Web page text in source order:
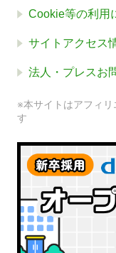
Cookie等の利用
サイトアクセス
法人・プレスお
※本サイトはアフィ
す